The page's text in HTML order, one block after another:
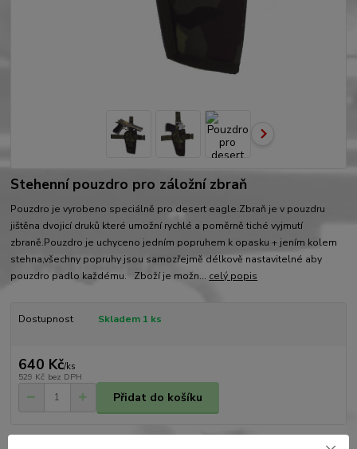
Stehenní pouzdro pro záložní zbraň
Pouzdro je vyrobeno speciálně pro desert eagle.Zbraň je v pouzdru
jištěna dvojicí druků které umožní rychlé a poměrně tiché vyjmutí
zbraně.Pouzdro je uchyceno jedním popruhem k opasku + jením kolem
stehna,všechny popruhy jsou samozřejmě délkově nastavitelné aby
pouzdro padlo každému. Zboží je možn... celý popis
Dostupnost Skladem 1 ks
640 Kč/ks
529 Kč bez DPH
Přidat do košíku